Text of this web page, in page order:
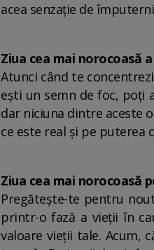
acea senzație de
Ziua cea mai norocoasă
Atunci când te
ești un semn de foc, poți
dar niciuna dintre aceste
ce este real și pe puterea
Ziua cea mai norocoasă
Pregătește-te pentru
printr-o fază a vieții în
valoare vieții tale. Acum,